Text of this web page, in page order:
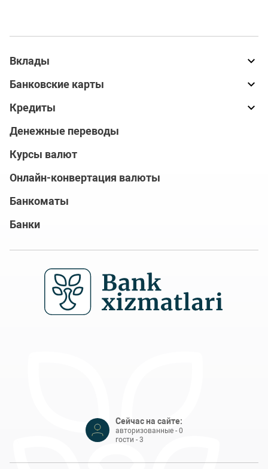
Вклады
Банковские карты
Кредиты
Денежные переводы
Курсы валют
Онлайн-конвертация валюты
Банкоматы
Банки
авторизованные - 0
гости - 3